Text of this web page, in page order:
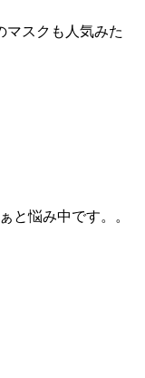
マスクも人気みた
と悩み中です。。